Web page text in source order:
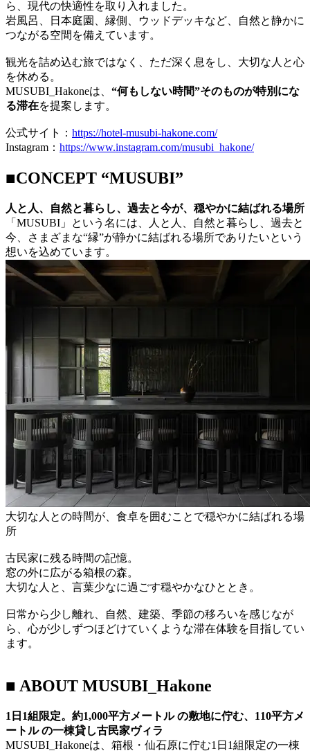
ら、現代の快適性を取り入れました。
岩風呂、日本庭園、縁側、ウッドデッキなど、自然と静かに
つながる空間を備えています。
観光を詰め込む旅ではなく、ただ深く息をし、大切な人と心
を休める。
MUSUBI_Hakoneは、 “何もしない時間”そのものが特別にな
る滞在を提案します。
公式サイト： https://hotel-musubi-hakone.com/
Instagram： https://www.instagram.com/musubi_hakone/
■CONCEPT “MUSUBI”
人と人、自然と暮らし、過去と今が、穏やかに結ばれる場所
「MUSUBI」という名には、人と人、自然と暮らし、過去と
今、さまざまな“縁”が静かに結ばれる場所でありたいという
想いを込めています。
大切な人との時間が、食卓を囲むことで穏やかに結ばれる場
所
古民家に残る時間の記憶。
窓の外に広がる箱根の森。
大切な人と、言葉少なに過ごす穏やかなひととき。
日常から少し離れ、自然、建築、季節の移ろいを感じなが
ら、心が少しずつほどけていくような滞在体験を目指してい
ます。
■ ABOUT MUSUBI_Hakone
1日1組限定。約1,000平方メートル の敷地に佇む、110平方メ
ートル の一棟貸し古民家ヴィラ
MUSUBI_Hakoneは、箱根・仙石原に佇む1日1組限定の一棟